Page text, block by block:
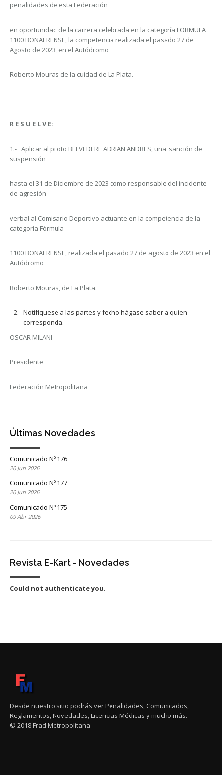
penalidades de esta Federación
en oportunidad de la carrera celebrada en la categoría FORMULA
1100 BONAERENSE, la competencia realizada el pasado 27 de
Agosto de 2023, en el Autódromo
Roberto Mouras de la cuidad de La Plata.
R E S U E L V E:
1.- Aplicar al piloto BELVEDERE ADRIAN ANDRES, una sanción de
suspensión
hasta el 31 de Diciembre de 2023 como responsable del incidente
de agresión
verbal al Comisario Deportivo actuante en la competencia de la
categoría Fórmula
1100 BONAERENSE, realizada el pasado 27 de agosto de 2023 en el
Autódromo
Roberto Mouras, de La Plata.
Notifíquese a las partes y fecho hágase saber a quien
corresponda.
OSCAR MILANI
Presidente
Federación Metropolitana
Últimas Novedades
Comunicado Nº 176
20 Jun 2026
Comunicado Nº 177
20 Jun 2026
Comunicado Nº 175
09 Abr 2026
Revista E-Kart - Novedades
Could not authenticate you.
Desde nuestro sitio podrás ver Penalidades, Comunicados,
Reglamentos, Novedades, Licencias Médicas y mucho más.
© 2018 Frad Metropolitana